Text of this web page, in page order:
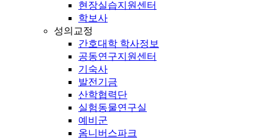
현장실습지원센터
학보사
성의교정
간호대학 학사정보
공동연구지원센터
기숙사
발전기금
산학협력단
실험동물연구실
예비군
옴니버스파크